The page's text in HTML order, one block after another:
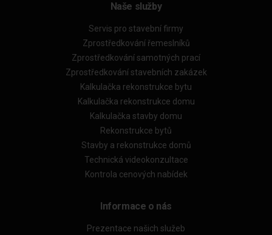
Naše služby
Servis pro stavební firmy
Zprostředkování řemeslníků
Zprostředkování samotných prací
Zprostředkování stavebních zakázek
Kalkulačka rekonstrukce bytu
Kalkulačka rekonstrukce domu
Kalkulačka stavby domu
Rekonstrukce bytů
Stavby a rekonstrukce domů
Technická videokonzultace
Kontrola cenových nabídek
Informace o nás
Prezentace našich služeb